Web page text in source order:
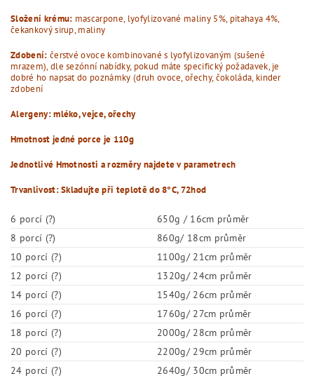
Složení krému: mascarpone, lyofylizované maliny 5%, pitahaya 4%,
čekankový sirup, maliny
Zdobení: čerstvé ovoce kombinované s lyofylizovaným (sušené
mrazem), dle sezónní nabídky, pokud máte specifický požadavek, je
dobré ho napsat do poznámky (druh ovoce, ořechy, čokoláda, kinder
zdobení
Alergeny:mléko, vejce, ořechy
Hmotnost jedné porce je 110g
Jednotlivé Hmotnosti a rozměry najdete v parametrech
Trvanlivost: Skladujte při teplotě do 8°C, 72hod
6 porcí (?)
650g / 16cm průměr
8 porcí (?)
860g/ 18cm průměr
10 porcí (?)
1100g/ 21cm průměr
12 porcí (?)
1320g/ 24cm průměr
14 porcí (?)
1540g/ 26cm průměr
16 porcí (?)
1760g/ 27cm průměr
18 porcí (?)
2000g/ 28cm průměr
20 porcí (?)
2200g/ 29cm průměr
24 porcí (?)
2640g/ 30cm průměr